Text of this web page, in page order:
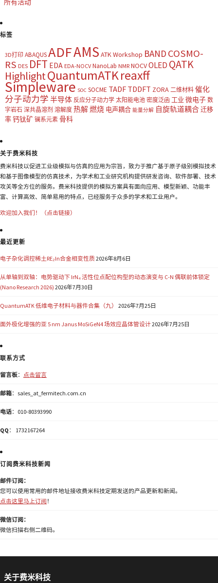
标签
3D打印 ABAQUSADFAMS ATK Workshop BAND COSMO-
RS DES DFT EDA EDA-NOCV NanoLab NMR NOCVOLED QATK
HighlightQuantumATKreaxff
Simpleware SOC SOCME TADF TDDFT ZORA 二维材料 催化
分子动力学 半导体 反应分子动力学 太阳能电池 密度泛函 工业 微电子 数
字岩石 深共晶溶剂 溶解度 热解燃烧 电声耦合 能量分解 自旋轨道耦合迁移
率钙钛矿 镧系元素 骨科
关于费米科技
费米科技以促进工业级模拟与仿真的应用为宗旨，致力于推广基于原子级别模拟技术
和基于图像模型的仿真技术，为学术和工业研究机构提供研发咨询、软件部署、技术
攻关等全方位的服务。费米科技提供的模拟方案具有面向应用、模型新颖、功能丰
富、计算高效、简单易用的特点，已经服务于众多的学术和工业用户。
欢迎加入我们！（点击链接）
最近更新
电子杂化调控稀土RE₂In合金相变性质2026年8月6日
从单轴到双轴：电势驱动下 IrN₄ 活性位点配位构型的动态演变与 C-N 偶联前体锁定
(Nano Research 2026) 2026年7月30日
QuantumATK 低维电子材料与器件合集（九） 2026年7月25日
面外极化增强的亚 5 nm Janus MoSiGeN4 场效应晶体管设计2026年7月25日
联系方式
留言板： 点击留言
邮箱：sales_at_fermitech.com.cn
电话：010-80393990
QQ ： 1732167264
订阅费米科技新闻
邮件订阅：
您可以使用常用的邮件地址接收费米科技定期发送的产品更新和新闻。
点击这里马上订阅 ！
微信订阅：
微信扫描右侧二维码。
关于费米科技